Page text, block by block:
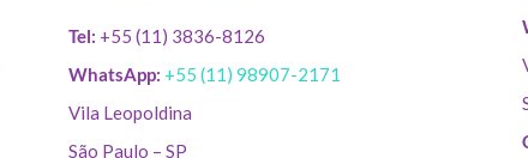
Tel: +55 (11) 3836-8126
WhatsApp: +55 (11) 98907-2171
Vila Leopoldina
São Paulo – SP